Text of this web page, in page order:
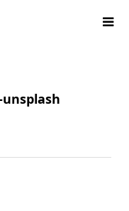
unsplash